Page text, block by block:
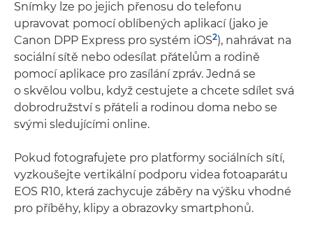
Snímky lze po jejich přenosu do telefonu
upravovat pomocí oblíbených aplikací (jako je
Canon DPP Express pro systém iOS2), nahrávat na
sociální sítě nebo odesílat přátelům a rodině
pomocí aplikace pro zasílání zpráv. Jedná se
o skvělou volbu, když cestujete a chcete sdílet svá
dobrodružství s přáteli a rodinou doma nebo se
svými sledujícími online.
Pokud fotografujete pro platformy sociálních sítí,
vyzkoušejte vertikální podporu videa fotoaparátu
EOS R10, která zachycuje záběry na výšku vhodné
pro příběhy, klipy a obrazovky smartphonů.